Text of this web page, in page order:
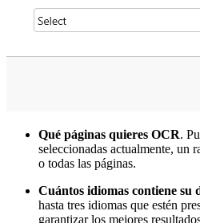
Qué páginas quieres OCR.
seleccionadas actualmente, un
o todas las páginas.
Cuántos idiomas contiene su
hasta tres idiomas que estén
garantizar los mejores